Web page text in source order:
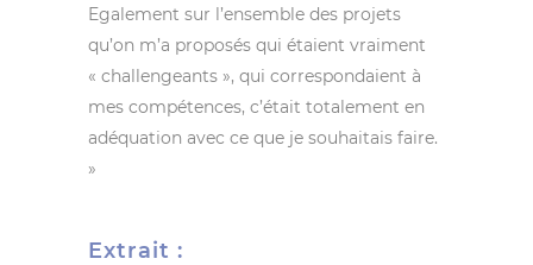
Egalement sur l’ensemble des projets
qu’on m’a proposés qui étaient vraiment
« challengeants », qui correspondaient à
mes compétences, c’était totalement en
adéquation avec ce que je souhaitais faire.
»
Extrait :